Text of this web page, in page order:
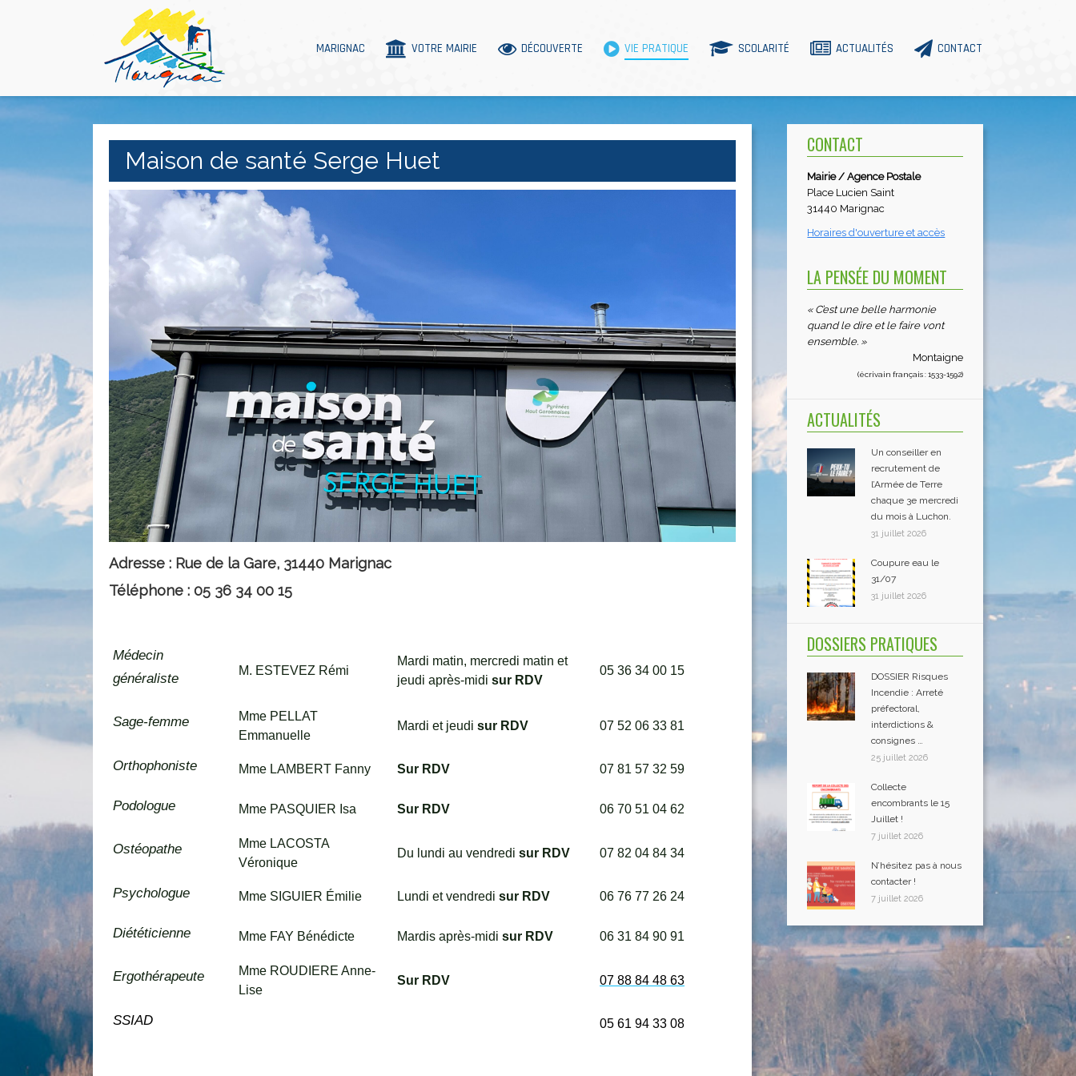
MARIGNAC VOTRE MAIRIE DÉCOUVERTE VIE PRATIQUE SCOLARITÉ ACTUALITÉS CONTACT
Maison de santé Serge Huet
Adresse : Rue de la Gare, 31440 Marignac
Téléphone : 05 36 34 00 15
Médecin
généraliste
M. ESTEVEZ Rémi
Mardi matin, mercredi matin et
jeudi après-midi sur RDV
05 36 34 00 15
Sage-femme
Mme PELLAT
Emmanuelle
Mardi et jeudi sur RDV 07 52 06 33 81
Orthophoniste Mme LAMBERT Fanny Sur RDV 07 81 57 32 59
Podologue Mme PASQUIER Isa Sur RDV 06 70 51 04 62
Ostéopathe
Mme LACOSTA
Véronique
Du lundi au vendredi sur RDV 07 82 04 84 34
Psychologue Mme SIGUIER Émilie Lundi et vendredi sur RDV 06 76 77 26 24
Diététicienne Mme FAY Bénédicte Mardis après-midi sur RDV 06 31 84 90 91
Ergothérapeute
Mme ROUDIERE Anne-
Lise
Sur RDV 07 88 84 48 63
SSIAD 05 61 94 33 08
CONTACT
Mairie / Agence Postale
Place Lucien Saint
31440 Marignac
Horaires d'ouverture et accès
LA PENSÉE DU MOMENT
« C’est une belle harmonie
quand le dire et le faire vont
ensemble. »
Montaigne
(écrivain français : 1533-1592)
ACTUALITÉS
Un conseiller en
recrutement de
l’Armée de Terre
chaque 3e mercredi
du mois à Luchon.
31 juillet 2026
Coupure eau le
31/07
31 juillet 2026
DOSSIERS PRATIQUES
DOSSIER Risques
Incendie : Arreté
préfectoral,
interdictions &
consignes …
25 juillet 2026
Collecte
encombrants le 15
Juillet !
7 juillet 2026
N’hésitez pas à nous
contacter !
7 juillet 2026